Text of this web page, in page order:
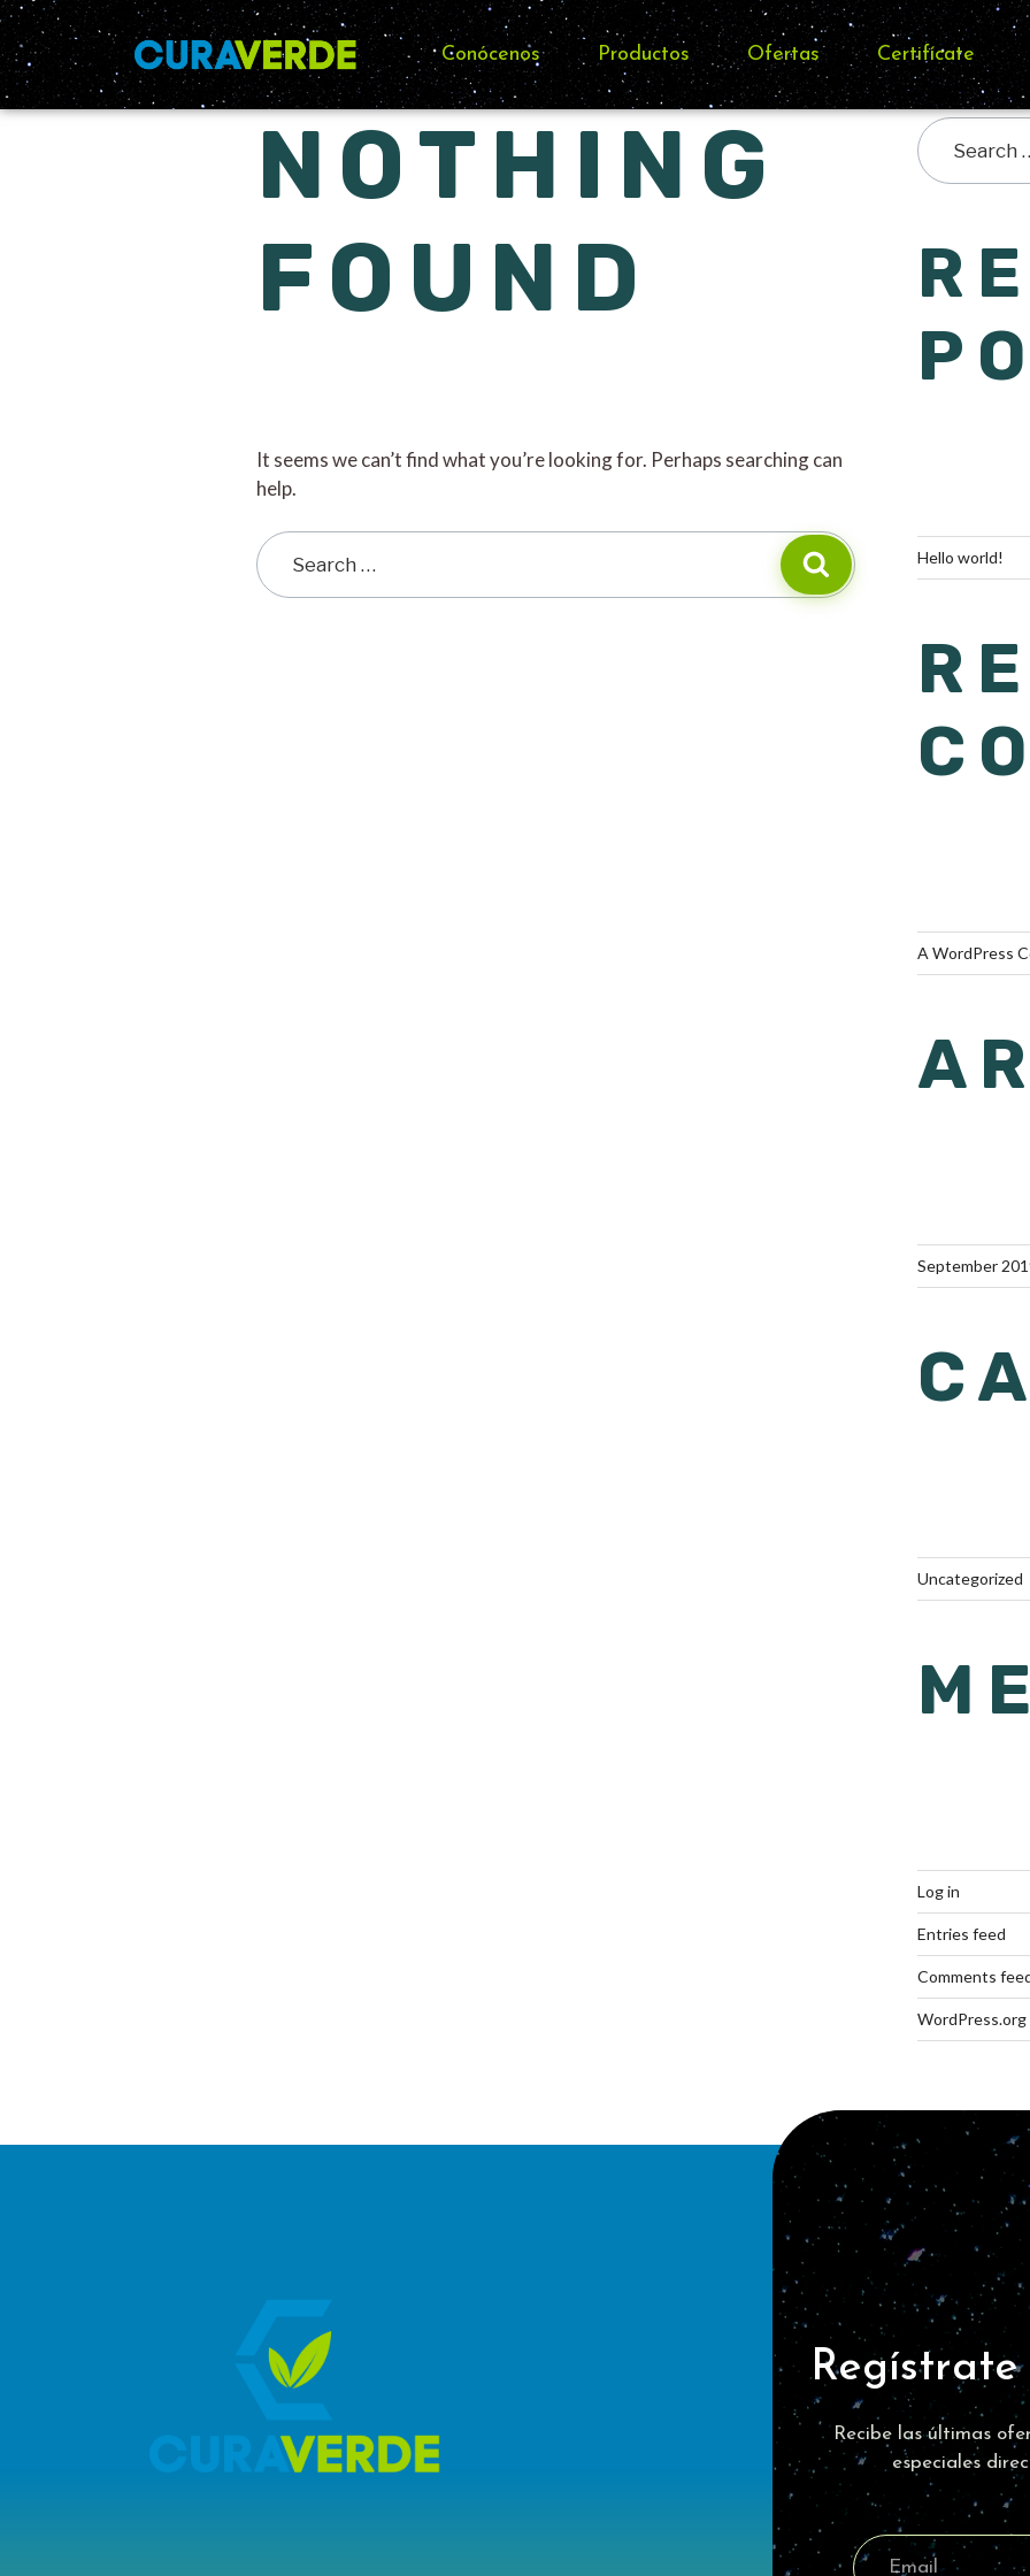
Conócenos Productos Ofertas Certifícate
NOTHING
FOUND
It seems we can’t find what you’re looking for. Perhaps searching can
help.
Hello world!
A WordPress
September
Uncategorized
Log in
Entries feed
Comments
WordPress.org
Recibe las últimas
especiales